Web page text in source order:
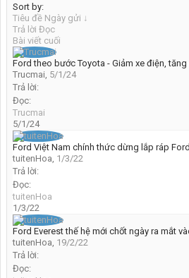
Sort by:
Tiêu đề Ngày gửi ↓
Trả lời Đọc
Bài viết cuối
Ford theo bước Toyota - Giảm xe điện,
Trucmai 5/1/24
Trả lời:
Đọc:
Trucmai
5/1/24
Ford Việt Nam chính thức dừng lắp ráp
tuitenHoa 1/3/22
Trả lời:
Đọc:
tuitenHoa
1/3/22
Ford Everest thế hệ mới chốt ngày ra mắt
tuitenHoa 19/2/22
Trả lời:
Đọc: